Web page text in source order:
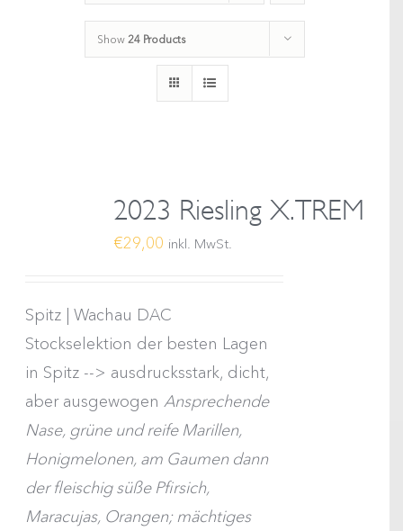
Show 24 Products
2023 Riesling X.TREM
€29,00 inkl. MwSt.
Spitz | Wachau DAC
Stockselektion der besten Lagen
in Spitz --> ausdrucksstark, dicht,
aber ausgewogen Ansprechende
Nase, grüne und reife Marillen,
Honigmelonen, am Gaumen dann
der fleischig süße Pfirsich,
Maracujas, Orangen; mächtiges